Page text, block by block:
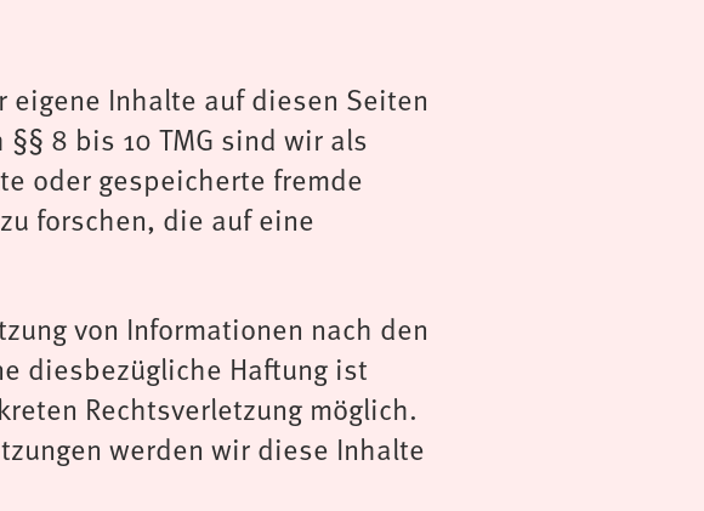
eigene Inhalte auf diesen Seiten
8 bis 10 TMG sind wir als
oder gespeicherte fremde
forschen, die auf eine
von Informationen nach den
diesbezügliche Haftung ist
Rechtsverletzung möglich.
werden wir diese Inhalte